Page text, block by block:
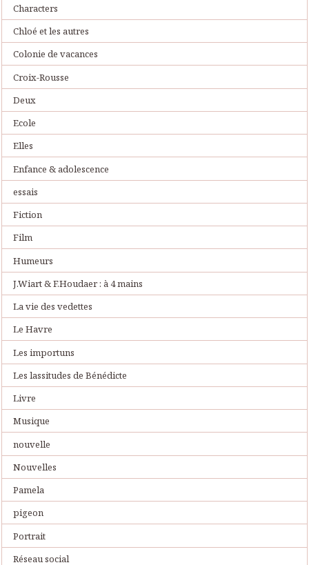
Characters
Chloé et les autres
Colonie de vacances
Croix-Rousse
Deux
Ecole
Elles
Enfance & adolescence
essais
Fiction
Film
Humeurs
J.Wiart & F.Houdaer : à 4 mains
La vie des vedettes
Le Havre
Les importuns
Les lassitudes de Bénédicte
Livre
Musique
nouvelle
Nouvelles
Pamela
pigeon
Portrait
Réseau social